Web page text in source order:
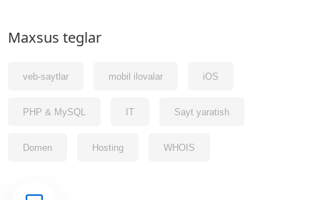
Maxsus teglar
veb-saytlar mobil ilovalar iOS
PHP & MySQL IT Sayt yaratish
Domen Hosting WHOIS